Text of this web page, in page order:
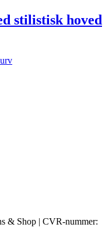
stilistisk hoved
& Shop | CVR-nummer: